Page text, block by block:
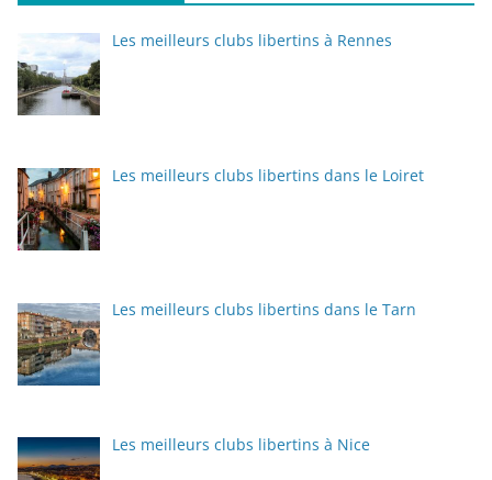
Les meilleurs clubs libertins à Rennes
Les meilleurs clubs libertins dans le Loiret
Les meilleurs clubs libertins dans le Tarn
Les meilleurs clubs libertins à Nice